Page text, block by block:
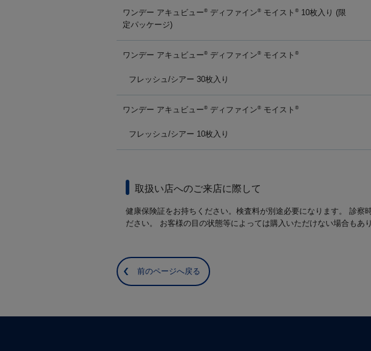
ワンデー アキュビュー® ディファイン® モイスト ® 10枚入り (限
定パッケージ)
ワンデー アキュビュー® ディファイン® モイスト ®
フレッシュ/シアー 30枚入り
ワンデー アキュビュー® ディファイン® モイスト ®
フレッシュ/シアー 10枚入り
取扱い店へのご来店に際して
健康保険証をお持ちください。検査料が別途必要になります。 診察
ださい。 お客様の目の状態等によっては購入いただけない場合もあり
前のページへ戻る